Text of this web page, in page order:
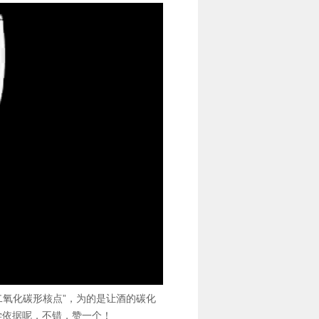
碳形核点”，为的是让酒的碳化
据呢，不错，赞一个！